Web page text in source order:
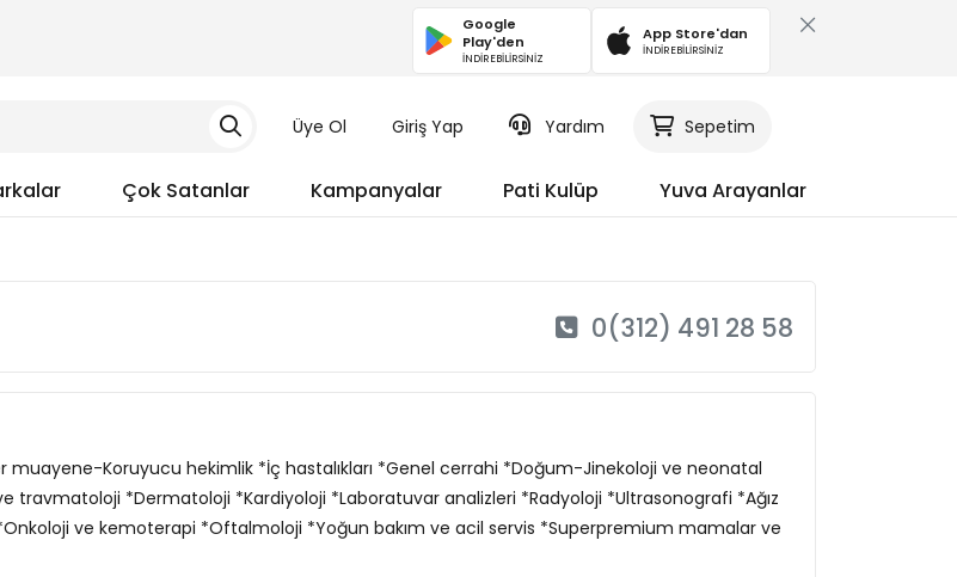
Google
Play'den
İNDİREBİLİRSİNİZ
App Store'dan
İNDİREBİLİRSİNİZ
Üye Ol Giriş Yap Yardım Sepetim
Çok Satanlar Kampanyalar Pati Kulüp Yuva Arayanlar
0(312) 491 28 58
muayene-Koruyucu hekimlik *İç hastalıkları *Genel cerrahi *Doğum-Jinekoloji ve neonatal
travmatoloji *Dermatoloji *Kardiyoloji *Laboratuvar analizleri *Radyoloji *Ultrasonografi *Ağız
*Onkoloji ve kemoterapi *Oftalmoloji *Yoğun bakım ve acil servis *Superpremium mamalar ve